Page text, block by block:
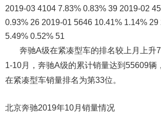
2019-03 4104 7.83% 0.83% 39 2019-02
0.93% 26 2019-01 5646 10.41% 1.14%
5.49% 0.52% 51
奔驰A级在紧凑型车的排名较上月上升7
1-10月，奔驰A级的累计销量达到55609辆，
在紧凑型车销量排名为第33位。
北京奔驰2019年10月销量情况